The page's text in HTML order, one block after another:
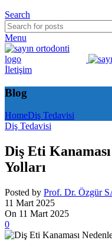
Search
Menu
İletişim
Blog
HomeDiş Tedavisi
Diş Tedavisi
Diş Eti
Yolları
Posted by Prof. Dr. Özgür
11 Mart 2025
On 11 Mart 2025
0